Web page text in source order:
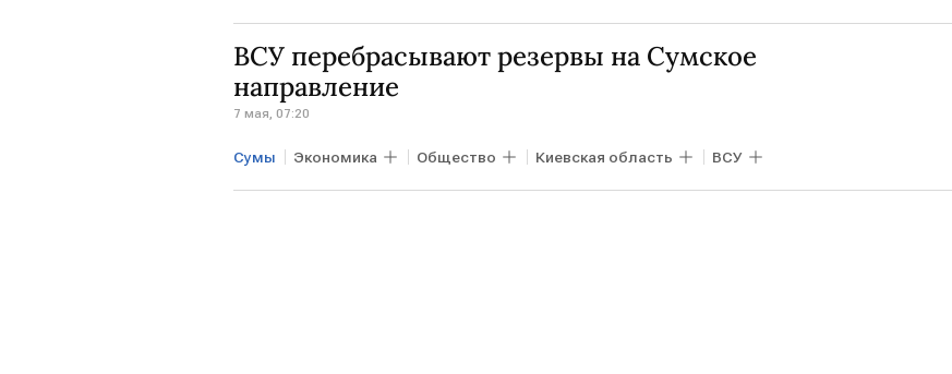
ВСУ перебрасывают резервы на Сумское
направление
7 мая, 07:20
Сумы Экономика Общество Киевская область ВСУ